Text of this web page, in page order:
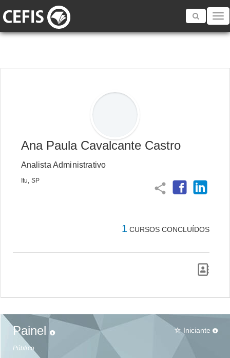
Toggle
Ana Paula Cavalcante Castro
Analista Administrativo
Itu, SP
share
1 CURSOS CONCLUÍDOS
Painel
Público
star_border Iniciante